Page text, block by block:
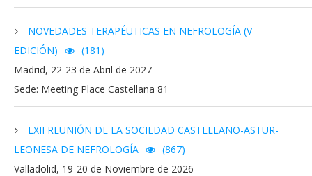
NOVEDADES TERAPÉUTICAS EN NEFROLOGÍA (V
EDICIÓN)
(181)
Madrid, 22-23 de Abril de 2027
Sede: Meeting Place Castellana 81
LXII REUNIÓN DE LA SOCIEDAD CASTELLANO-ASTUR-
LEONESA DE NEFROLOGÍA
(867)
Valladolid, 19-20 de Noviembre de 2026